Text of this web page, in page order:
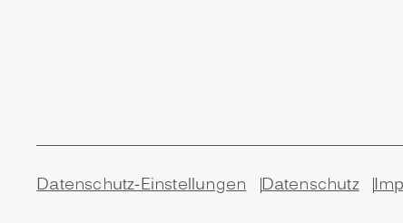
Datenschutz-Einstellungen Datenschutz